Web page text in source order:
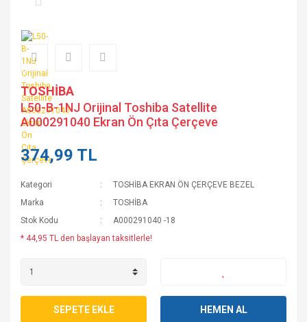
TOSHİBA
L50-B-1NJ Orijinal Toshiba Satellite
A000291040 Ekran Ön Çıta Çerçeve
374,99 TL
Kategori
TOSHİBA EKRAN ÖN ÇERÇEVE BEZEL
Marka
TOSHİBA
Stok Kodu
A000291040 -18
* 44,95 TL den başlayan taksitlerle!
SEPETE EKLE HEMEN AL